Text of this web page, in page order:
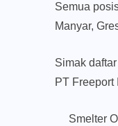
Semua
Manyar,
Simak
PT Freeport
Smelter